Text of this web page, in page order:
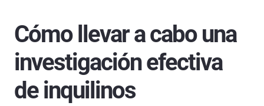
Cómo llevar a cabo una
investigación efectiva
de inquilinos